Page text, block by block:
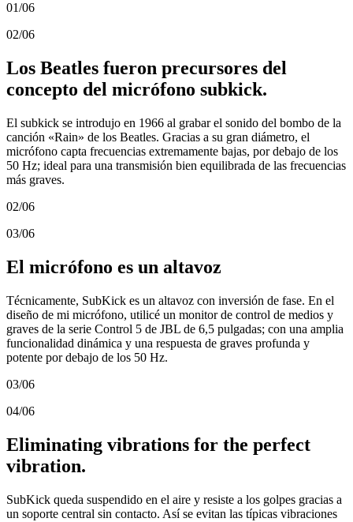
01/06
02/06
Los Beatles fueron precursores del
concepto del micrófono subkick.
El subkick se introdujo en 1966 al grabar el sonido del bombo de la
canción «Rain» de los Beatles. Gracias a su gran diámetro, el
micrófono capta frecuencias extremamente bajas, por debajo de los
50 Hz; ideal para una transmisión bien equilibrada de las frecuencias
más graves.
02/06
03/06
El micrófono es un altavoz
Técnicamente, SubKick es un altavoz con inversión de fase. En el
diseño de mi micrófono, utilicé un monitor de control de medios y
graves de la serie Control 5 de JBL de 6,5 pulgadas; con una amplia
funcionalidad dinámica y una respuesta de graves profunda y
potente por debajo de los 50 Hz.
03/06
04/06
Eliminating vibrations for the perfect
vibration.
SubKick queda suspendido en el aire y resiste a los golpes gracias a
un soporte central sin contacto. Así se evitan las típicas vibraciones